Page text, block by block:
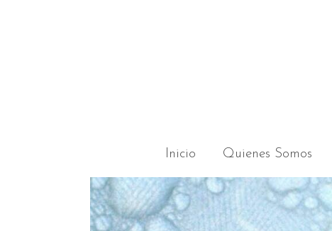
Inicio Quienes Somos